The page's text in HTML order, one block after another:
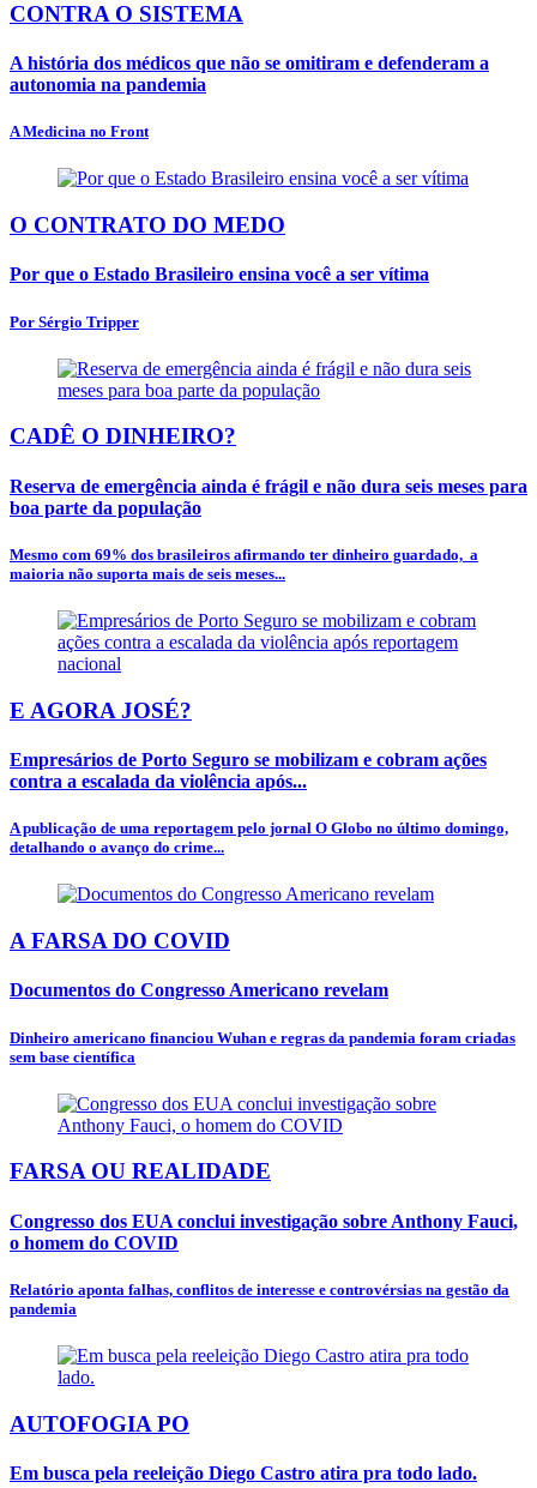
CONTRA O SISTEMA
A história dos médicos que não se omitiram e defenderam a
autonomia na pandemia
A Medicina no Front
O CONTRATO DO MEDO
Por que o Estado Brasileiro ensina você a ser vítima
Por Sérgio Tripper
CADÊ O DINHEIRO?
Reserva de emergência ainda é frágil e não dura seis meses para
boa parte da população
Mesmo com 69% dos brasileiros afirmando ter dinheiro guardado, a
maioria não suporta mais de seis meses...
E AGORA JOSÉ?
Empresários de Porto Seguro se mobilizam e cobram ações
contra a escalada da violência após...
A publicação de uma reportagem pelo jornal O Globo no último domingo,
detalhando o avanço do crime...
A FARSA DO COVID
Documentos do Congresso Americano revelam
Dinheiro americano financiou Wuhan e regras da pandemia foram criadas
sem base científica
FARSA OU REALIDADE
Congresso dos EUA conclui investigação sobre Anthony Fauci,
o homem do COVID
Relatório aponta falhas, conflitos de interesse e controvérsias na gestão da
pandemia
AUTOFOGIA PO
Em busca pela reeleição Diego Castro atira pra todo lado.